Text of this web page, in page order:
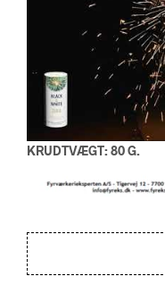
KRUDTVÆGT: 80 G.